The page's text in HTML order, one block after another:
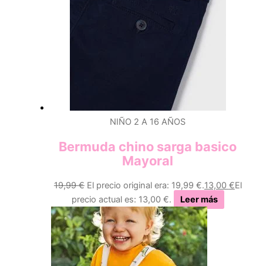
NIÑO 2 A 16 AÑOS
Bermuda chino sarga basico
Mayoral
19,99€ El precio original era: 19,99 €.13,00 €El
precio actual es: 13,00 €.
Leer más